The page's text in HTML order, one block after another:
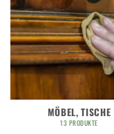
MÖBEL, TISCHE
13 PRODUKTE